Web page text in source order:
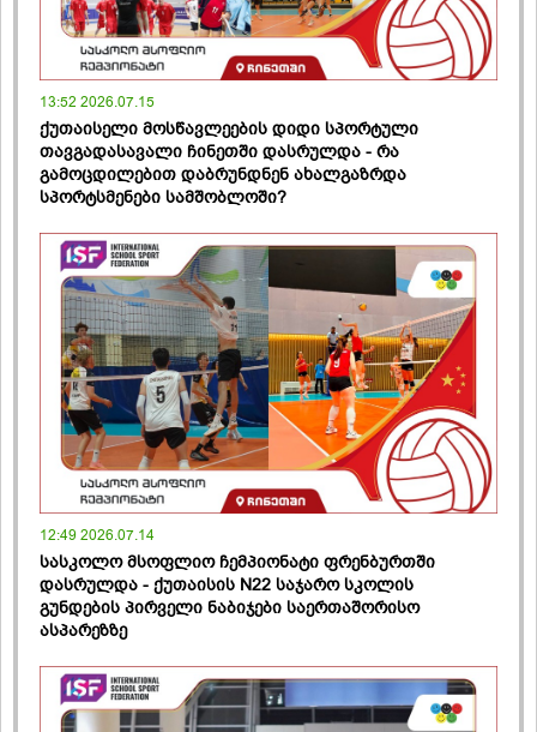
13:52 2026.07.15
ქუთაისელი მოსწავლეების დიდი სპორტული
თავგადასავალი ჩინეთში დასრულდა - რა
გამოცდილებით დაბრუნდნენ ახალგაზრდა
სპორტსმენები სამშობლოში?
12:49 2026.07.14
სასკოლო მსოფლიო ჩემპიონატი ფრენბურთში
დასრულდა - ქუთაისის N22 საჯარო სკოლის
გუნდების პირველი ნაბიჯები საერთაშორისო
ასპარეზზე